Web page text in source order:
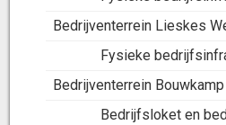
Bedrijventerrein Lieskes
Fysieke
Bedrijventerrein
Bedrijfsloket en